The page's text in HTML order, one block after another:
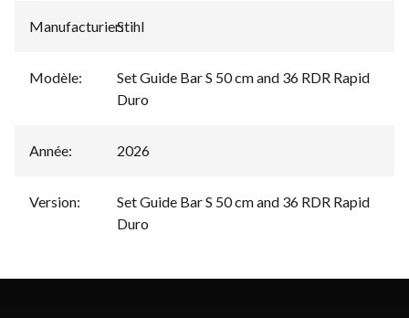
Manufacturier:
Stihl
Modèle:
Set Guide Bar S 50 cm and 36 RDR Rapid
Duro
Année: 2026
Version:
Set Guide Bar S 50 cm and 36 RDR Rapid
Duro